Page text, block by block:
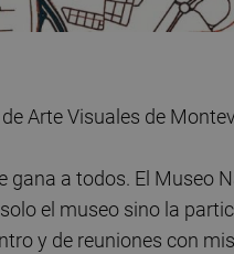
Arte Visuales de
gana a todos. El Museo
el museo sino la
y de reuniones con